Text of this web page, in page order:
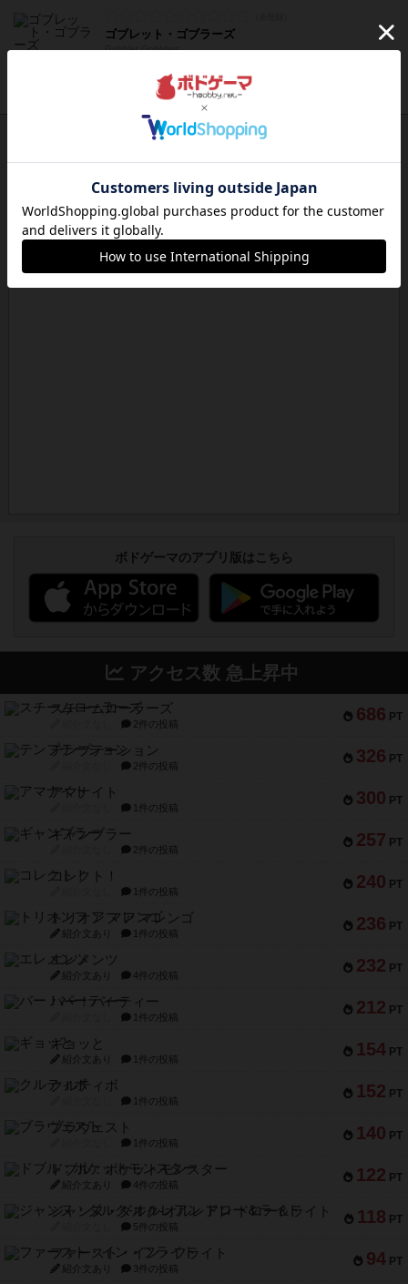
ゴブレット・ゴブラーズ
Gobblet Gobblers
5分前後 5歳～
ボドゲーマのアプリ版はこちら
アクセス数 急上昇中
686 PT
スチームローラーズ
2件の投稿
326 PT
テンプテーション
2件の投稿
300 PT
アマナイト
1件の投稿
257 PT
ギャンブラー
2件の投稿
240 PT
コレクト！
1件の投稿
236 PT
トリオンフ ア マレンゴ
紹介文あり 1件の投稿
232 PT
エレメンツ
紹介文あり 4件の投稿
212 PT
バー！パーティー
1件の投稿
154 PT
ギョッと
紹介文あり 1件の投稿
152 PT
クルティボ
1件の投稿
140 PT
ブラヴェスト
1件の投稿
122 PT
ドブル：ポケットモンスター
紹介文あり 4件の投稿
118 PT
ジャンヌ・ダルク-オルレアン ドロー＆ライト
5件の投稿
94 PT
ファースト・イン・フライト
紹介文あり 3件の投稿